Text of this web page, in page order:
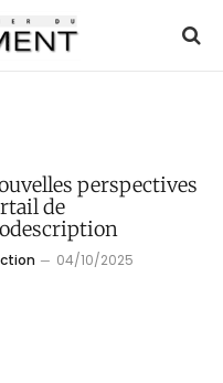
perspectives
de
04/10/2025